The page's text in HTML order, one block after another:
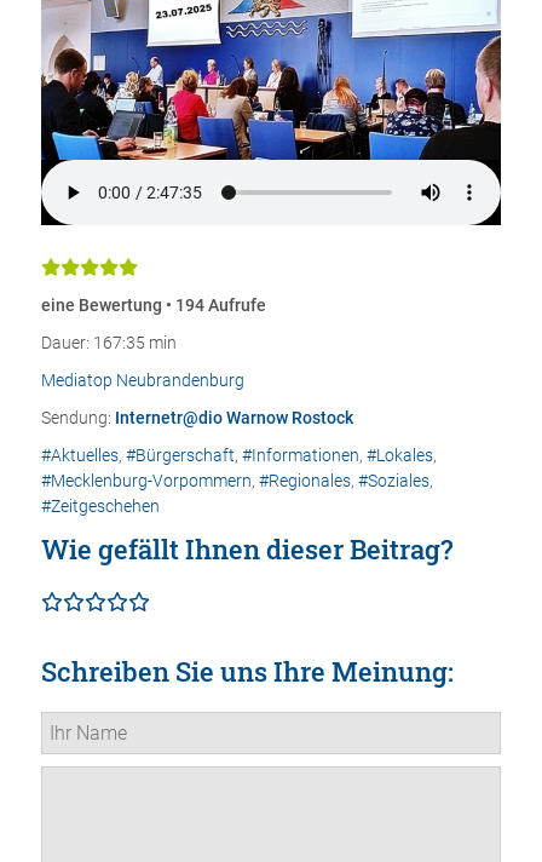
eine Bewertung • 194 Aufrufe
Dauer: 167:35 min
Mediatop Neubrandenburg
Sendung: Internetr@dio Warnow Rostock
#Aktuelles, #Bürgerschaft, #Informationen, #Lokales,
#Mecklenburg-Vorpommern, #Regionales, #Soziales,
#Zeitgeschehen
Wie gefällt Ihnen dieser Beitrag?
Schreiben Sie uns Ihre Meinung: